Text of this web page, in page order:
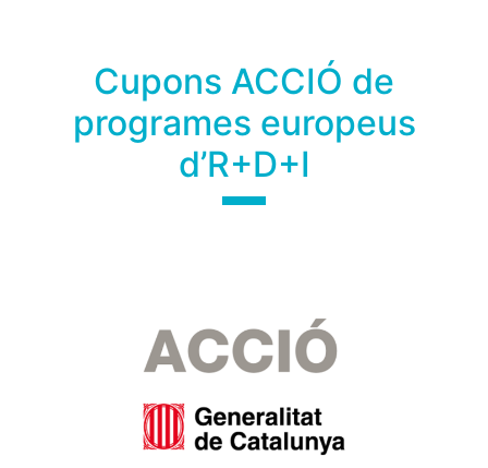
Cupons ACCIÓ de
programes europeus
d’R+D+I